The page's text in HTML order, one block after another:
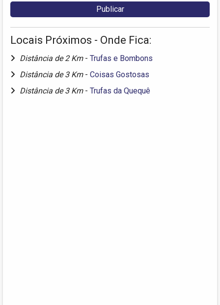
Locais Próximos - Onde Fica:
Distância de 2 Km - Trufas e Bombons
Distância de 3 Km - Coisas Gostosas
Distância de 3 Km - Trufas da Quequê